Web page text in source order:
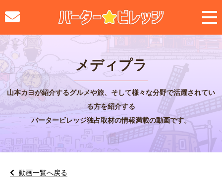
メディプラ
山本カヨが紹介するグルメや旅、そして様々な分野で活躍されてい
る方を紹介する
バータービレッジ独占取材の情報満載の動画です。
動画一覧へ戻る